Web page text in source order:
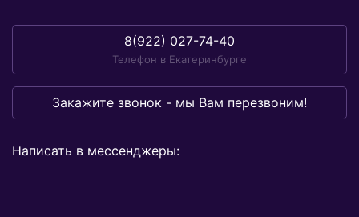
8(922) 027-74-40
Телефон в Екатеринбурге
Закажите звонок - мы Вам перезвоним!
Написать в мессенджеры: